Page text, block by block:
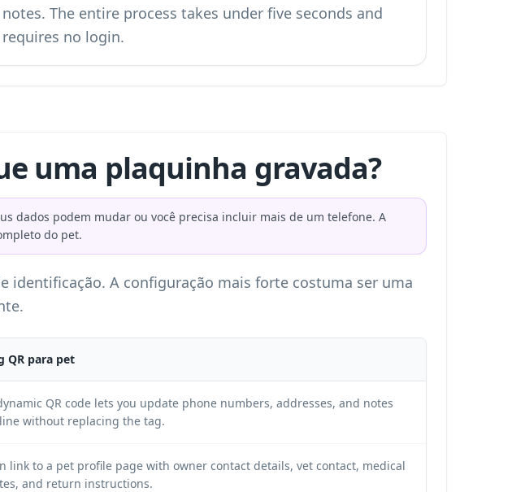
notes. The entire process takes under five seconds and
requires no login.
uma plaquinha gravada?
dados podem mudar ou você precisa incluir mais de um telefone. A
do pet.
identificação. A configuração mais forte costuma ser uma
QR para pet
QR code lets you update phone numbers, addresses, and notes
without replacing the tag.
link to a pet profile page with owner contact details, vet contact, medical
and return instructions.